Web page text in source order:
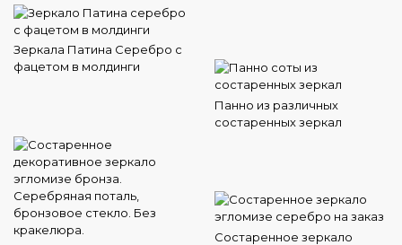
Зеркала Патина Серебро с
фацетом в молдинги
Панно из различных
состаренных зеркал
Состаренное зеркало